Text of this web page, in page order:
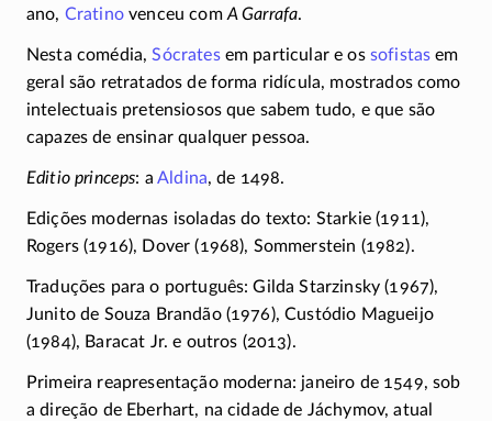
ano, Cratinovenceu comA Garrafa.
Nesta comédia,Sócratesem particular e os sofistas em
geral são retratados de forma ridícula, mostrados como
intelectuais pretensiosos que sabem tudo, e que são
capazes de ensinar qualquer pessoa.
Editio princeps: aAldina, de 1498.
Edições modernas isoladas do texto: Starkie (1911),
Rogers (1916), Dover (1968), Sommerstein (1982).
Traduções para o português: Gilda Starzinsky (1967),
Junito de Souza Brandão (1976), Custódio Magueijo
(1984), Baracat Jr. e outros (2013).
Primeira reapresentação moderna: janeiro de 1549, sob
a direção de Eberhart, na cidade de Jáchymov, atual